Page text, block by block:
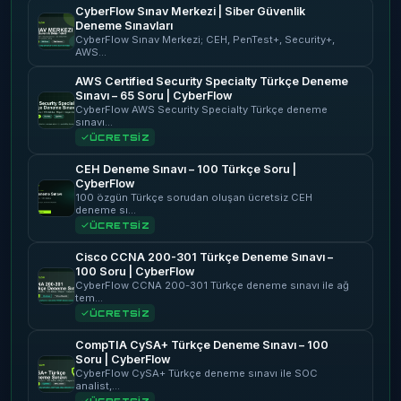
CyberFlow Sınav Merkezi | Siber Güvenlik
Deneme Sınavları
CyberFlow Sınav Merkezi; CEH, PenTest+, Security+,
AWS…
AWS Certified Security Specialty Türkçe Deneme
Sınavı – 65 Soru | CyberFlow
CyberFlow AWS Security Specialty Türkçe deneme
sınavı…
ÜCRETSİZ
CEH Deneme Sınavı – 100 Türkçe Soru |
CyberFlow
100 özgün Türkçe sorudan oluşan ücretsiz CEH
deneme sı…
ÜCRETSİZ
Cisco CCNA 200-301 Türkçe Deneme Sınavı –
100 Soru | CyberFlow
CyberFlow CCNA 200-301 Türkçe deneme sınavı ile ağ
tem…
ÜCRETSİZ
CompTIA CySA+ Türkçe Deneme Sınavı – 100
Soru | CyberFlow
CyberFlow CySA+ Türkçe deneme sınavı ile SOC
analist,…